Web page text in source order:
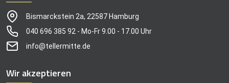
Bismarckstein 2a, 22587 Hamburg
040 696 385 92 - Mo-Fr 9.00 - 17.00 Uhr
info@tellermitte.de
Wir akzeptieren